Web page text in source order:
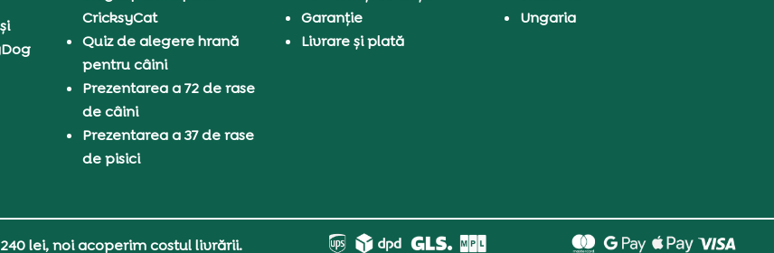
CricksyCat
Quiz de alegere hrană
pentru câini
Prezentarea a 72 de rase
de câini
Prezentarea a 37 de rase
de pisici
Garanție
Livrare și plată
Ungaria
lei, noi acoperim costul livrării.